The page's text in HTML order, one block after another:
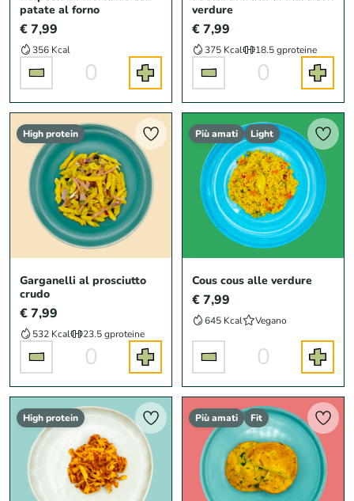
patate al forno
€ 7,99
356 Kcal
0
verdure
€ 7,99
375 Kcal 18.5 gproteine
0
High protein
Garganelli al prosciutto
crudo
€ 7,99
532 Kcal 23.5 gproteine
0
Più amati Light
Cous cous alle verdure
€ 7,99
645 Kcal Vegano
0
High protein Più amati Fit